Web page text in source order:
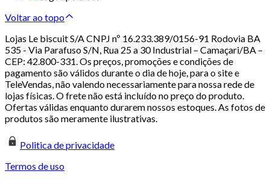
Voltar ao topo
Lojas Le biscuit S/A CNPJ nº 16.233.389/0156-91 Rodovia BA
535 - Via Parafuso S/N, Rua 25 a 30 Industrial – Camaçari/BA –
CEP: 42.800-331. Os preços, promoções e condições de
pagamento são válidos durante o dia de hoje, para o site e
TeleVendas, não valendo necessariamente para nossa rede de
lojas físicas. O frete não está incluído no preço do produto.
Ofertas válidas enquanto durarem nossos estoques. As fotos de
produtos são meramente ilustrativas.
Politica de privacidade
Termos de uso